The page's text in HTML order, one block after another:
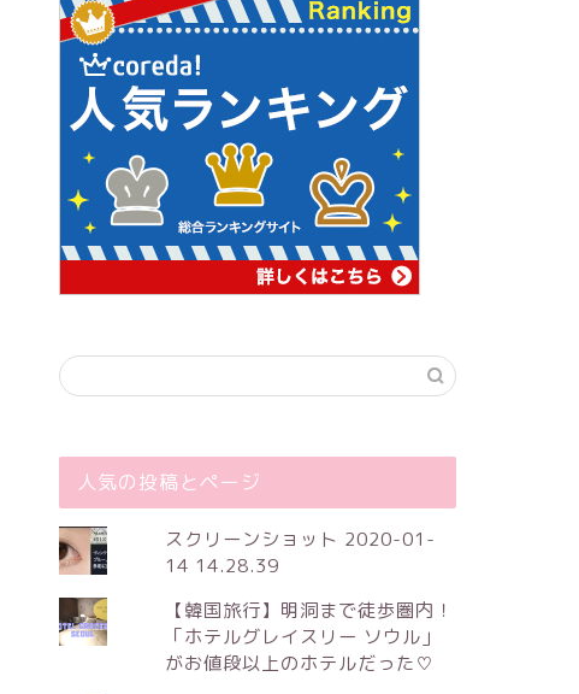
人気の投稿とページ
スクリーンショット 2020-01-
14 14.28.39
【韓国旅行】明洞まで徒歩圏内！
「ホテルグレイスリー ソウル」
がお値段以上のホテルだった♡